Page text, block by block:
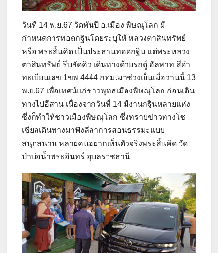
วันที่ 14 พ.ย.67 วัดพันปี อ.เมือง พิษณุโลก มี
กำหนดการทอดกฐินโดยระบุให้ หลวงตาสินทรัพย์
หรือ พระสิ้นคิด เป็นประธานทอดกฐิน แต่พระหลวง
ตาสินทรัพย์ รีบลัดคิว เดินทางด้วยรถตู้ อัลพาท สีดำ
ทะเบียนเลข 1ขพ 4444 กทม.มาช่วงเย็นเมื่อวานนี้ 13
พ.ย.67 เพื่อเทศน์แก่ชาวพุทธเมืองพิษณุโลก ก่อนเดิน
ทางไปอีสาน เนื่องจากวันที่ 14 มีงานกฐินหลายแห่ง
ซึ่งก็ทำให้ชาวเมืองพิษณุโลก ซึ่งทราบข่าวทางโซ
เชียลเดินทางมาฟังลีลาการสอนธรรมะแบบ
สนุกสนาน หลายคนอยากเห็นตัวจริงพระสิ้นคิด วัด
ป่าบ่อน้ำพระอินทร์ อุบลราชธานี